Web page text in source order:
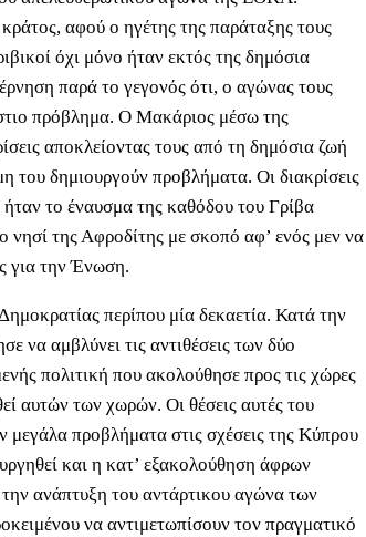
αφού ο ηγέτης της παράταξης τους
όχι μόνο ήταν εκτός της δημόσια
παρά το γεγονός ότι, ο αγώνας τους
πρόβλημα. Ο Μακάριος μέσω της
αποκλείοντας τους από τη δημόσια ζωή
του δημιουργούν προβλήματα. Οι διακρίσεις
το έναυσμα της καθόδου του Γρίβα
της Αφροδίτης με σκοπό αφ’ ενός μεν να
για την Ένωση.
περίπου μία δεκαετία. Κατά την
να αμβλύνει τις αντιθέσεις των δύο
πολιτική που ακολούθησε προς τις χώρες
αυτών των χωρών. Οι θέσεις αυτές του
προβλήματα στις σχέσεις της Κύπρου
και η κατ’ εξακολούθηση άφρων
ανάπτυξη του αντάρτικου αγώνα των
να αντιμετωπίσουν τον πραγματικό